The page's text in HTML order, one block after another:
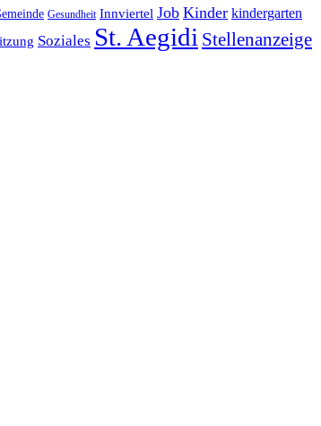
Gesundheit Innviertel Job Kinder kindergarten
Soziales St. Aegidi Stellenanzeige